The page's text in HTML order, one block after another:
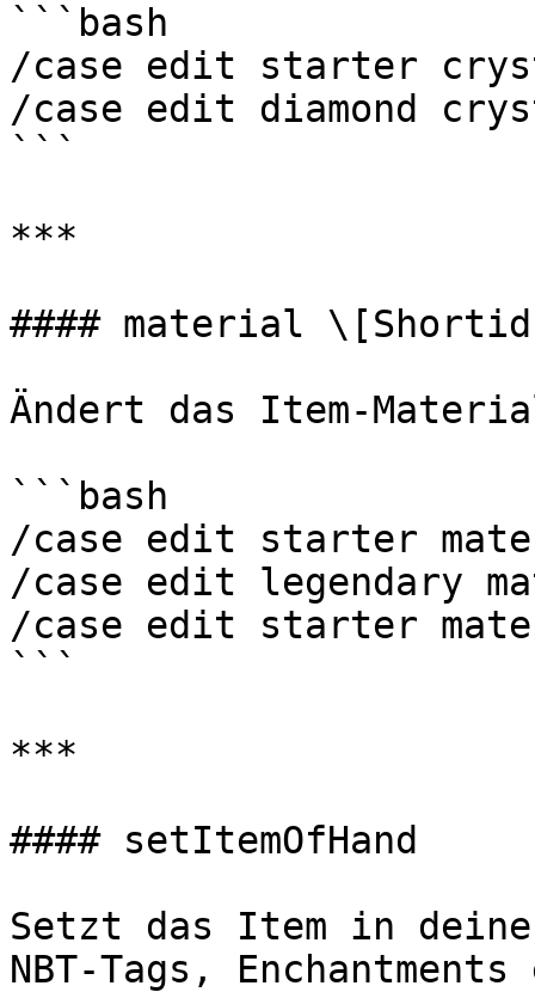
```bash
/case edit starter
/case edit diamond
```
***
#### material
Ändert das Item-
```bash
/case edit starter
/case edit legendary
/case edit starter
```
***
#### setItemOfHand
Setzt das Item in
NBT-Tags,